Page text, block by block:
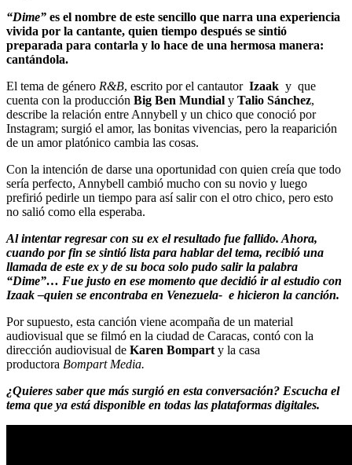
“Dime” es el nombre de este sencillo que narra una experiencia
vivida por la cantante, quien tiempo después se sintió
preparada para contarla y lo hace de una hermosa manera:
cantándola.
El tema de género R&B, escrito por el cantautor Izaak y que
cuenta con la producción Big Ben Mundial y Talio Sánchez,
describe la relación entre Annybell y un chico que conoció por
Instagram; surgió el amor, las bonitas vivencias, pero la reaparición
de un amor platónico cambia las cosas.
Con la intención de darse una oportunidad con quien creía que todo
sería perfecto, Annybell cambió mucho con su novio y luego
prefirió pedirle un tiempo para así salir con el otro chico, pero esto
no salió como ella esperaba.
Al intentar regresar con su ex el resultado fue fallido. Ahora,
cuando por fin se sintió lista para hablar del tema, recibió una
llamada de este ex y de su boca solo pudo salir la palabra
“Dime”… Fue justo en ese momento que decidió ir al estudio con
Izaak –quien se encontraba en Venezuela- e hicieron la canción.
Por supuesto, esta canción viene acompaña de un material
audiovisual que se filmó en la ciudad de Caracas, contó con la
dirección audiovisual de Karen Bompart y la casa
productora Bompart Media.
¿Quieres saber que más surgió en esta conversación? Escucha el
tema que ya está disponible en todas las plataformas digitales.